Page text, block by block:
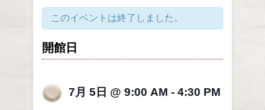
このイベントは終了しました。
開館日
7月 5日 @ 9:00 AM - 4:30 PM